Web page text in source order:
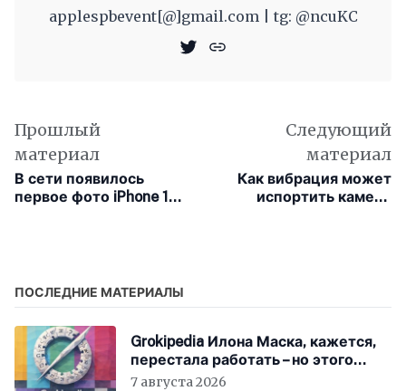
applespbevent[@]gmail.com | tg: @ncuKC
Прошлый
материал
В сети появилось
первое фото iPhone 14
Следующий
материал
Как вибрация может
испортить камеру
ПОСЛЕДНИЕ МАТЕРИАЛЫ
Grokipedia Илона Маска, кажется,
перестала работать – но этого
никто не заметил
7 августа 2026